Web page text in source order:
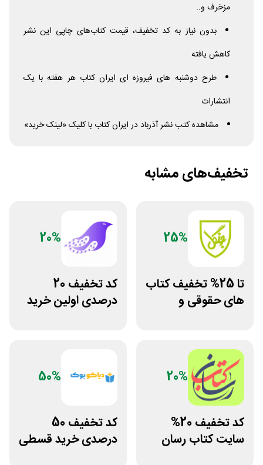
مزخرف و..
بدون نیاز به کد تخفیف، قیمت کتاب‌های چاپی این نشر
کاهش یافته
طرح دوشنبه های فیروزه ای ایران کتاب هر هفته با یک
انتشارات
مشاهده کتب نشر آذرباد در ایران کتاب با کلیک «لینک خرید»
تخفیف‌های مشابه
25%
تا 25% تخفیف کتاب
های حقوقی و
20%
کد تخفیف 20
درصدی اولین خرید
20%
کد تخفیف 20%
سایت کتاب رسان
50%
کد تخفیف 50
درصدی خرید قسطی